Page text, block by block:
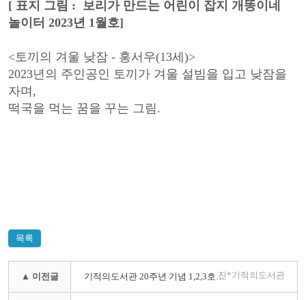
[ 표지 그림 : 보리가 만드는 어린이 잡지 개똥이네
놀이터 2023년 1월호]
<토끼의 겨울 낮잠 - 홍서우(13세)>
2023년의 주인공인 토끼가 겨울 설빔을 입고 낮잠을
자며,
떡국을 먹는 꿈을 꾸는 그림.
목록
▲ 이전글 기적의도서관 20주년 기념 1,2,3호관 어린이 교류 프로그램 - 진해기적의도서관 탐방
진*기적의도서관